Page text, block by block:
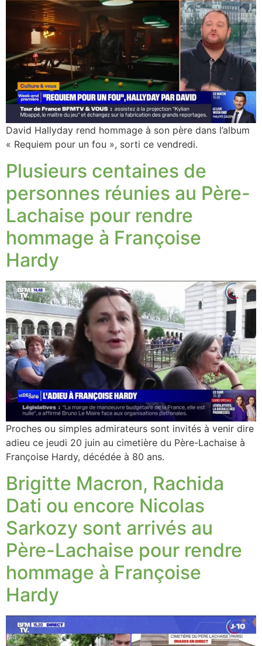
David Hallyday rend hommage à son père dans l’album
« Requiem pour un fou », sorti ce vendredi.
Plusieurs centaines de
personnes réunies au Père-
Lachaise pour rendre
hommage à Françoise
Hardy
Proches ou simples admirateurs sont invités à venir dire
adieu ce jeudi 20 juin au cimetière du Père-Lachaise à
Françoise Hardy, décédée à 80 ans.
Brigitte Macron, Rachida
Dati ou encore Nicolas
Sarkozy sont arrivés au
Père-Lachaise pour rendre
hommage à Françoise
Hardy